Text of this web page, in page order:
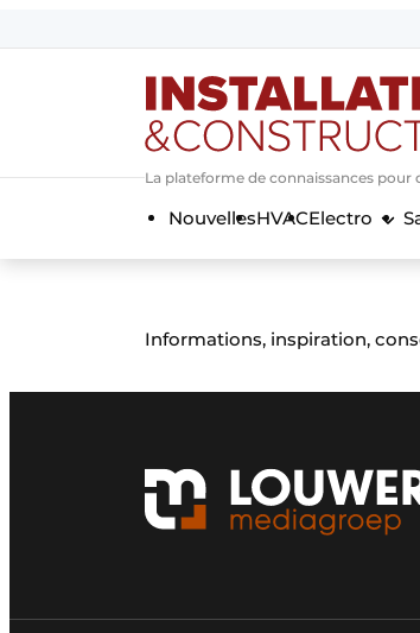
Annoncer
Banner overzicht
Contact
Home
Meest gelezen
Podcasts
Privacy / Cookie
La plateforme de connaissances
NouvellesHVACElectro
Informations, inspiration,